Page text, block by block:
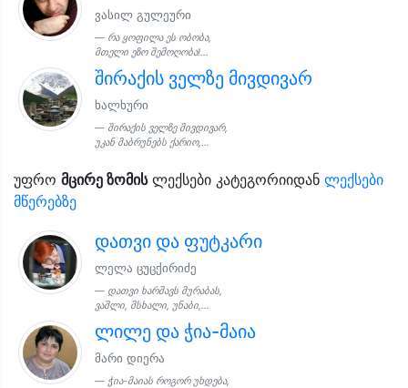
ვასილ გულეური
რა ყოფილა ეს ობობა,
მთელი ეზო შემოღობა!...
შირაქის ველზე მივდივარ
ხალხური
შირაქის ველზე მივდივარ,
უკან მაბრუნებს ქარიო,...
უფრო მცირე ზომისლექსები კატეგორიიდან ლექსები
მწერებზე
დათვი და ფუტკარი
ლელა ცუცქირიძე
დათვი ხარშავს მურაბას,
ვაშლი, მსხალი, უნაბი,...
ლილე და ჭია-მაია
მარი დიერა
ჭია-მაიას როგორ უხდება,